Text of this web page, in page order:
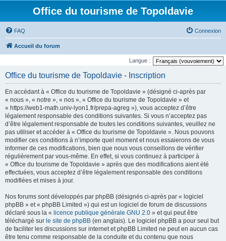
Office du tourisme de Topoldavie
FAQ Connexion
Accueil du forum
Langue :
Office du tourisme de Topoldavie - Inscription
En accédant à « Office du tourisme de Topoldavie » (désigné ci-après par
« nous », « notre », « nos », « Office du tourisme de Topoldavie » et
« https://web1-math.univ-lyon1.fr/prepa-agreg »), vous acceptez d’être
légalement responsable des conditions suivantes. Si vous n’acceptez pas
d’être légalement responsable de toutes les conditions suivantes, veuillez ne
pas utiliser et accéder à « Office du tourisme de Topoldavie ». Nous pouvons
modifier ces conditions à n’importe quel moment et nous essaierons de vous
informer de ces modifications, bien que nous vous conseillons de vérifier
régulièrement par vous-même. En effet, si vous continuez à participer à
« Office du tourisme de Topoldavie » après que des modifications aient été
effectuées, vous acceptez d’être légalement responsable des conditions
modifiées et mises à jour.
Nos forums sont développés par phpBB (désignés ci-après par « logiciel
phpBB » et « phpBB Limited ») qui est un logiciel de forum de discussions
déclaré sous la « licence publique générale GNU 2.0 » et qui peut être
téléchargé sur le site de phpBB (en anglais). Le logiciel phpBB a pour seul but
de faciliter les discussions sur internet et phpBB Limited ne peut en aucun cas
être tenu comme responsable de la conduite et du contenu que nous